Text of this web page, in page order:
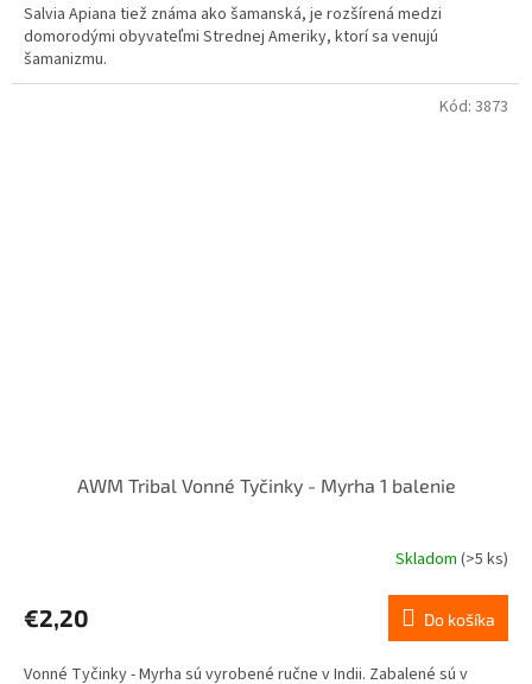
z
5
hviezdičiek.
Salvia Apiana tiež známa ako šamanská, je rozšírená medzi
domorodými obyvateľmi Strednej Ameriky, ktorí sa venujú
šamanizmu.
AWM Tribal Vonné Tyčinky - Myrha 1 balenie
Skladom (>5 ks)
€2,20 Do košíka
Vonné Tyčinky - Myrha sú vyrobené ručne v Indii. Zabalené sú v
Kód: 3873